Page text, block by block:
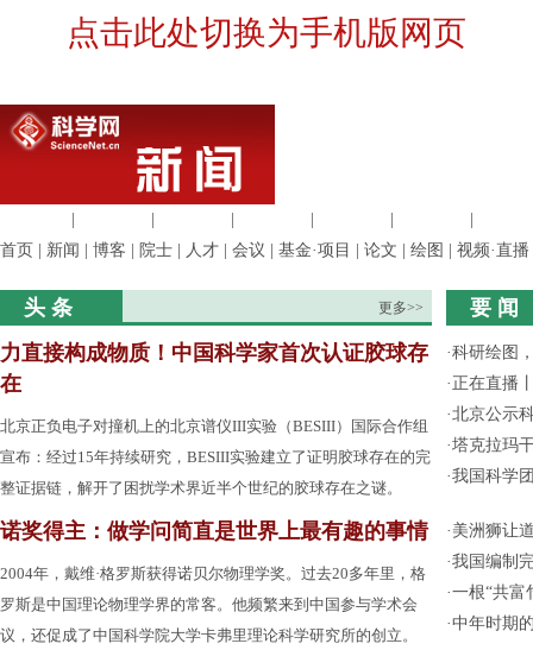
点击此处切换为手机版网页
首页
新闻 博客 院士 人才 会议 基金·项目 论文 绘图 视频·直播
头 条 更多>>
力直接构成物质！中国科学家首次认证胶球存
在
北京正负电子对撞机上的北京谱仪III实验（BESIII）国际合作组
宣布：经过15年持续研究，BESIII实验建立了证明胶球存在的完
整证据链，解开了困扰学术界近半个世纪的胶球存在之谜。
诺奖得主：做学问简直是世界上最有趣的事情
2004年，戴维·格罗斯获得诺贝尔物理学奖。过去20多年里，格
罗斯是中国理论物理学界的常客。他频繁来到中国参与学术会
议，还促成了中国科学院大学卡弗里理论科学研究所的创立。
要 闻
·科研绘图
· 正在直播
·北京公示
·塔克拉玛
·我国科学
· 美洲狮让
·我国编制
·一根“共富
·中年时期